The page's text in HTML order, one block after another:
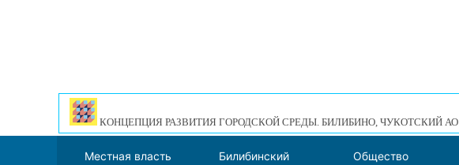
КОНЦЕПЦИЯ РАЗВИТИЯ ГОРОДСКОЙ СРЕДЫ. БИЛИБИНО, ЧУКОТСКИЙ АО
Местная власть
Билибинский
Общество